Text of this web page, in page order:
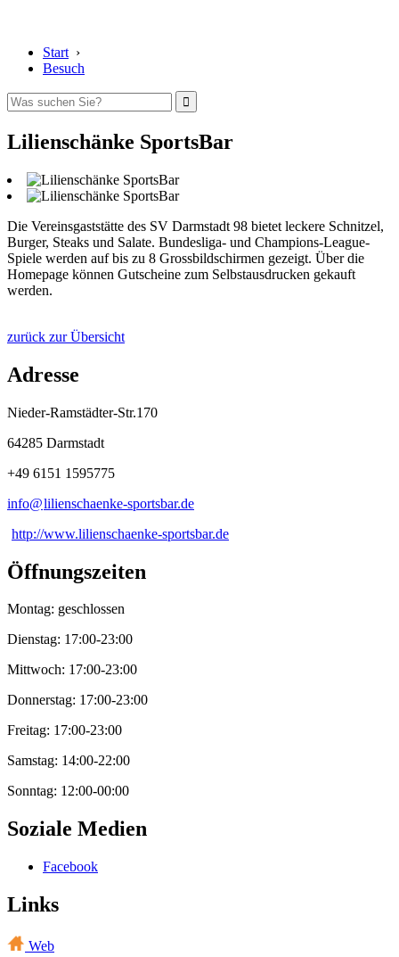
Start ›
Besuch
Lilienschänke SportsBar
Die Vereinsgaststätte des SV Darmstadt 98 bietet leckere Schnitzel,
Burger, Steaks und Salate. Bundesliga- und Champions-League-
Spiele werden auf bis zu 8 Grossbildschirmen gezeigt. Über die
Homepage können Gutscheine zum Selbstausdrucken gekauft
werden.
zurück zur Übersicht
Adresse
Nieder-Ramstädter-Str.170
64285 Darmstadt
+49 6151 1595775
info@lilienschaenke-sportsbar.de
http://www.lilienschaenke-sportsbar.de
Öffnungszeiten
Montag: geschlossen
Dienstag: 17:00-23:00
Mittwoch: 17:00-23:00
Donnerstag: 17:00-23:00
Freitag: 17:00-23:00
Samstag: 14:00-22:00
Sonntag: 12:00-00:00
Soziale Medien
Facebook
Links
Web